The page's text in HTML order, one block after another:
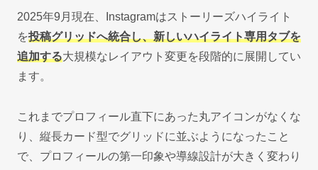
2025年9月現在、Instagramはストーリーズハイライト
を投稿グリッドへ統合し、新しいハイライト専用タブを
追加する大規模なレイアウト変更を段階的に展開してい
ます。
これまでプロフィール直下にあった丸アイコンがなくな
り、縦長カード型でグリッドに並ぶようになったこと
で、プロフィールの第一印象や導線設計が大きく変わり